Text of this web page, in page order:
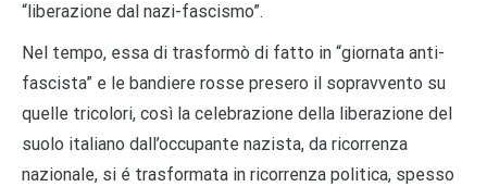
“liberazione dal nazi-fascismo”.
Nel tempo, essa di trasformò di fatto in “giornata anti-
fascista” e le bandiere rosse presero il sopravvento su
quelle tricolori, così la celebrazione della liberazione del
suolo italiano dall’occupante nazista, da ricorrenza
nazionale, si é trasformata in ricorrenza politica, spesso